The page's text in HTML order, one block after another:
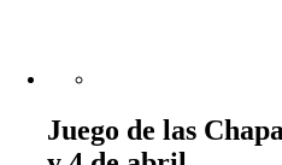
Juego de las